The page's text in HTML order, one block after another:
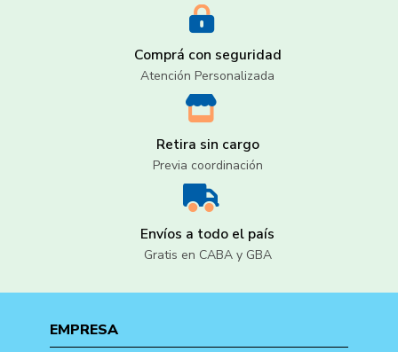
Comprá con seguridad
Atención Personalizada
Retira sin cargo
Previa coordinación
Envíos a todo el país
Gratis en CABA y GBA
EMPRESA